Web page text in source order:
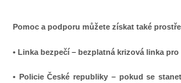
Pomoc a podporu můžete získat také
• Linka bezpečí – bezplatná krizová linka
• Policie České republiky – pokud se